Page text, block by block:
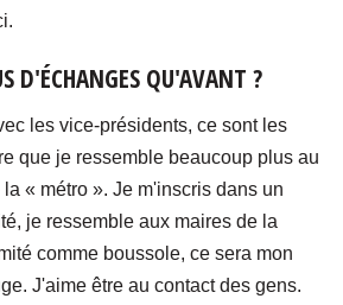
D'ÉCHANGES QU'AVANT ?
les vice-présidents, ce sont les
que je ressemble beaucoup plus au
« métro ». Je m'inscris dans un
je ressemble aux maires de la
comme boussole, ce sera mon
J'aime être au contact des gens.